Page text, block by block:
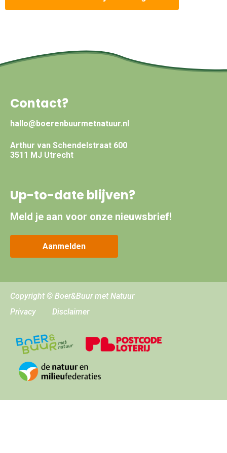
Contact?
hallo@boerenbuurmetnatuur.nl
Arthur van Schendelstraat 600
3511 MJ Utrecht
Up-to-date blijven?
Meld je aan voor onze nieuwsbrief!
Aanmelden
Copyright © Boer&Buur met Natuur
Privacy
Disclaimer